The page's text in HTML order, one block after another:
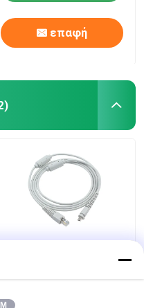
επαφή
καλώδιο ECG